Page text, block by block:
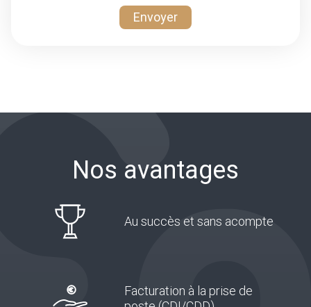
Envoyer
Nos avantages
Au succès et sans acompte
Facturation à la prise de